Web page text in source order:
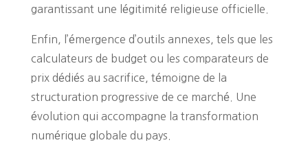
garantissant une légitimité religieuse officielle.
Enfin, l’émergence d’outils annexes, tels que les
calculateurs de budget ou les comparateurs de
prix dédiés au sacrifice, témoigne de la
structuration progressive de ce marché. Une
évolution qui accompagne la transformation
numérique globale du pays.